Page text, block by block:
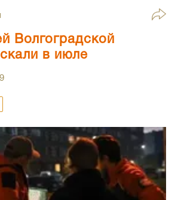
Волгоградской
в июле